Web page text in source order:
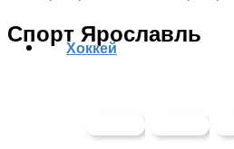
Спорт Ярославль
Хоккей